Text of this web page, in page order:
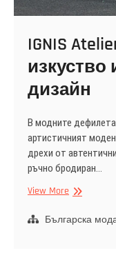
IGNIS
дизайн
В модните дефилета
артистичният
дрехи от
ръчно бродиран…
View MoreIGNIS
–
Българска